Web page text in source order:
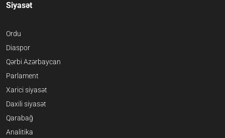
Siyasət
Ordu
Diaspor
Qərbi Azərbaycan
Parlament
Xarici siyasət
Daxili siyasət
Qarabağ
Analitika